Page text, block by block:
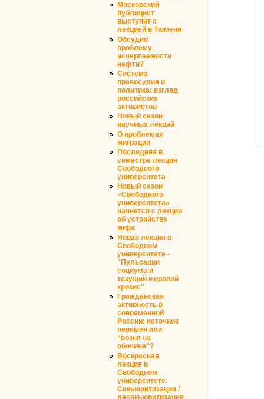
Московский
публицист
выступит с
лекцией в Тюмени
Обсудим
проблему
исчерпаемости
нефти?
Система
правосудия и
политика: взгляд
российских
активистов
Новый сезон
научных лекций
О проблемах
миграции
Последняя в
семестре лекция
Свободного
университета
Новый сезон
«Свободного
университета»
начнется с лекции
об устройстве
мира
Новая лекция в
Свободном
университете -
"Пульсации
социума и
текущий мировой
кризис"
Гражданская
активность в
современной
России: источник
перемен или
“возня на
обочине"?
Воскресная
лекция в
Свободном
университете:
Секьюритизация /
десекьюритизация